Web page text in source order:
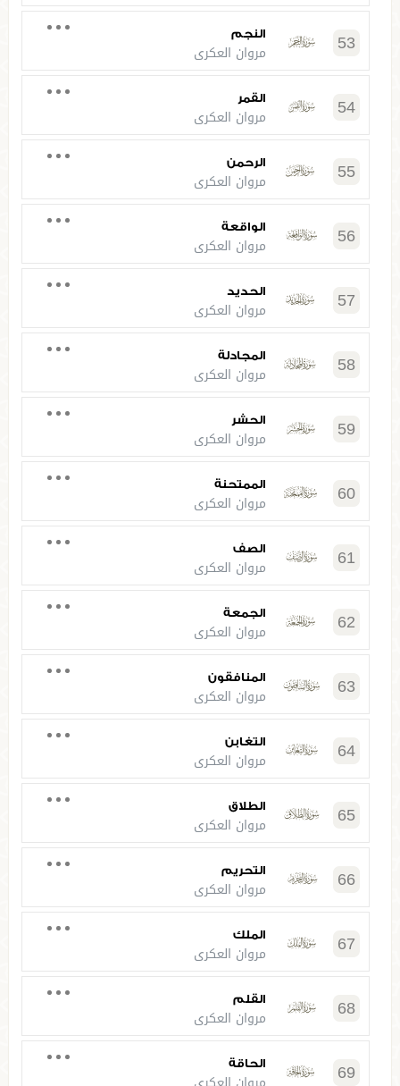
53 النجم
مروان العكري
54 القمر
مروان العكري
55 الرحمن
مروان العكري
56 الواقعة
مروان العكري
57 الحديد
مروان العكري
58 المجادلة
مروان العكري
59 الحشر
مروان العكري
60 الممتحنة
مروان العكري
61 الصف
مروان العكري
62 الجمعة
مروان العكري
63 المنافقون
مروان العكري
64 التغابن
مروان العكري
65 الطلاق
مروان العكري
66 التحريم
مروان العكري
67 الملك
مروان العكري
68 القلم
مروان العكري
69 الحاقة